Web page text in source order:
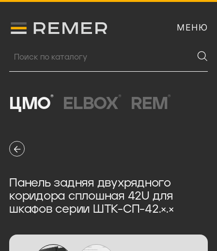
Логитип компании Remer МЕНЮ
Поиск продукции
ЦМО® ELBOX® REM ®
Панель задняя двухрядного
коридора сплошная 42U для
шкафов серии ШТК-СП-42.×.×